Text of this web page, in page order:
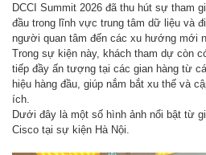
DCCI Summit 2026 đã thu hút sự tham
đầu trong lĩnh vực trung tâm dữ liệu và
người quan tâm đến các xu hướng mới
Trong sự kiện này, khách tham dự còn
tiếp đầy ấn tượng tại các gian hàng từ
hiệu hàng đầu, giúp nắm bắt xu thế và
ích.
Dưới đây là một số hình ảnh nổi bật từ
Cisco tại sự kiện Hà Nội.